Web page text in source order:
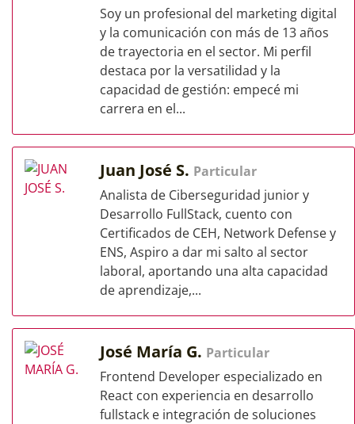
Soy un profesional del marketing digital
y la comunicación con más de 13 años
de trayectoria en el sector. Mi perfil
destaca por la versatilidad y la
capacidad de gestión: empecé mi
carrera en el...
Juan José S. Particular
Analista de Ciberseguridad junior y
Desarrollo FullStack, cuento con
Certificados de CEH, Network Defense y
ENS, Aspiro a dar mi salto al sector
laboral, aportando una alta capacidad
de aprendizaje,...
José María G. Particular
Frontend Developer especializado en
React con experiencia en desarrollo
fullstack e integración de soluciones